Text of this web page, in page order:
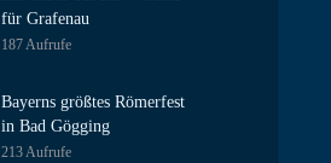
für Grafenau
187 Aufrufe
Bayerns größtes Römerfest
in Bad Gögging
213 Aufrufe